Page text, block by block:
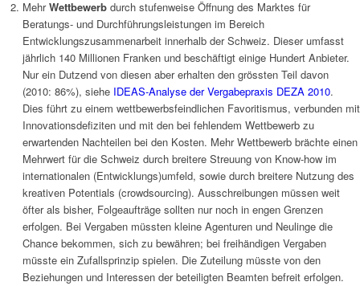
MehrWettbewerb durch stufenweise Öffnung des Marktes für
Beratungs- und Durchführungsleistungen im Bereich
Entwicklungszusammenarbeit innerhalb der Schweiz. Dieser umfasst
jährlich 140 Millionen Franken und beschäftigt einige Hundert Anbieter.
Nur ein Dutzend von diesen aber erhalten den grössten Teil davon
(2010: 86%), siehe IDEAS-Analyse der Vergabepraxis DEZA 2010.
Dies führt zu einem wettbewerbsfeindlichen Favoritismus, verbunden mit
Innovationsdefiziten und mit den bei fehlendem Wettbewerb zu
erwartenden Nachteilen bei den Kosten. Mehr Wettbewerb brächte einen
Mehrwert für die Schweiz durch breitere Streuung von Know-how im
internationalen (Entwicklungs)umfeld, sowie durch breitere Nutzung des
kreativen Potentials (crowdsourcing). Ausschreibungen müssen weit
öfter als bisher, Folgeaufträge sollten nur noch in engen Grenzen
erfolgen. Bei Vergaben müssten kleine Agenturen und Neulinge die
Chance bekommen, sich zu bewähren; bei freihändigen Vergaben
müsste ein Zufallsprinzip spielen. Die Zuteilung müsste von den
Beziehungen und Interessen der beteiligten Beamten befreit erfolgen.